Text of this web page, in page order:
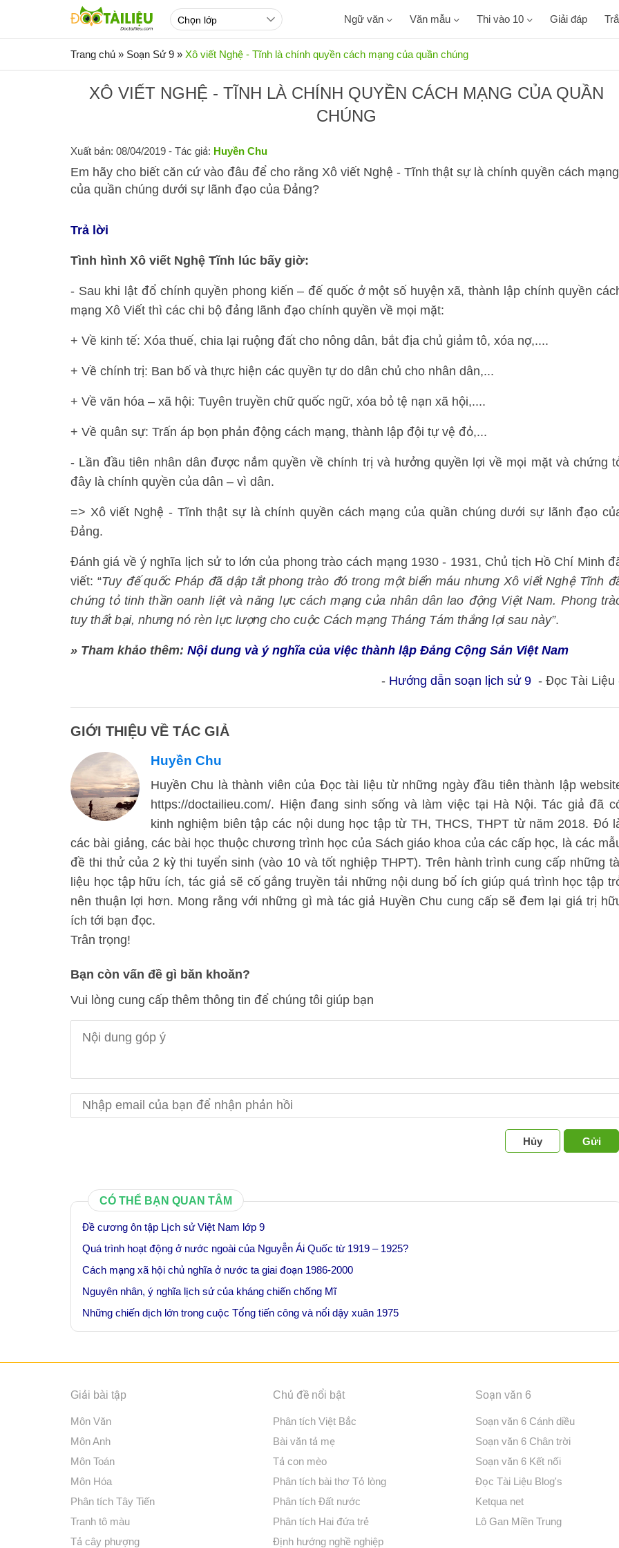
Ngữ văn Văn mẫu Thi vào 10 Giải đáp
Trang chủ » Soạn Sử 9 » Xô viết Nghệ - Tĩnh là chính quyền cách mạng của quần chúng
XÔ VIẾT NGHỆ - TĨNH LÀ CHÍNH QUYỀN CÁCH MẠNG CỦA QUẦN
CHÚNG
Xuất bản: 08/04/2019 - Tác giả: Huyền Chu
Em hãy cho biết căn cứ vào đâu để cho rằng Xô viết Nghệ - Tĩnh thật sự là chính quyền cách mạng
của quần chúng dưới sự lãnh đạo của Đảng?
Trả lời
Tình hình Xô viết Nghệ Tĩnh lúc bấy giờ:
- Sau khi lật đổ chính quyền phong kiến – đế quốc ở một số huyện xã, thành lập chính quyền
mạng Xô Viết thì các chi bộ đảng lãnh đạo chính quyền về mọi mặt:
+ Về kinh tế: Xóa thuế, chia lại ruộng đất cho nông dân, bắt địa chủ giảm tô, xóa nợ,....
+ Về chính trị: Ban bố và thực hiện các quyền tự do dân chủ cho nhân dân,...
+ Về văn hóa – xã hội: Tuyên truyền chữ quốc ngữ, xóa bỏ tệ nạn xã hội,....
+ Về quân sự: Trấn áp bọn phản động cách mạng, thành lập đội tự vệ đỏ,...
- Lần đầu tiên nhân dân được nắm quyền về chính trị và hưởng quyền lợi về mọi mặt và chứng
đây là chính quyền của dân – vì dân.
=> Xô viết Nghệ - Tĩnh thật sự là chính quyền cách mạng của quần chúng dưới sự lãnh đạo
Đảng.
Đánh giá về ý nghĩa lịch sử to lớn của phong trào cách mạng 1930 - 1931, Chủ tịch Hồ Chí Minh
viết: “Tuy đế quốc Pháp đã dập tắt phong trào đó trong một biển máu nhưng Xô viết Nghệ Tĩnh
chứng tỏ tinh thần oanh liệt và năng lực cách mạng của nhân dân lao động Việt Nam. Phong
tuy thất bại, nhưng nó rèn lực lượng cho cuộc Cách mạng Tháng Tám thắng lợi sau này”.
» Tham khảo thêm: Nội dung và ý nghĩa của việc thành lập Đảng Cộng Sản Việt Nam
- Hướng dẫn soạn lịch sử 9 - Đọc Tài Liệu
GIỚI THIỆU VỀ TÁC GIẢ
Huyền Chu
Huyền Chu là thành viên của Đọc tài liệu từ những ngày đầu tiên thành lập
https://doctailieu.com/. Hiện đang sinh sống và làm việc tại Hà Nội. Tác giả đã
kinh nghiệm biên tập các nội dung học tập từ TH, THCS, THPT từ năm 2018. Đó
các bài giảng, các bài học thuộc chương trình học của Sách giáo khoa của các cấp học, là các
đề thi thử của 2 kỳ thi tuyển sinh (vào 10 và tốt nghiệp THPT). Trên hành trình cung cấp những
liệu học tập hữu ích, tác giả sẽ cố gắng truyền tải những nội dung bổ ích giúp quá trình học tập
nên thuận lợi hơn. Mong rằng với những gì mà tác giả Huyền Chu cung cấp sẽ đem lại giá trị
ích tới bạn đọc.
Trân trọng!
Bạn còn vấn đề gì băn khoăn?
Vui lòng cung cấp thêm thông tin để chúng tôi giúp bạn
Hủy Gửi
CÓ THỂ BẠN QUAN TÂM
Đề cương ôn tập Lịch sử Việt Nam lớp 9
Quá trình hoạt động ở nước ngoài của Nguyễn Ái Quốc từ 1919 – 1925?
Cách mạng xã hội chủ nghĩa ở nước ta giai đoạn 1986-2000
Nguyên nhân, ý nghĩa lịch sử của kháng chiến chống Mĩ
Những chiến dịch lớn trong cuộc Tổng tiến công và nổi dậy xuân 1975
Giải bài tập
Môn Văn
Môn Anh
Môn Toán
Môn Hóa
Phân tích Tây Tiến
Tranh tô màu
Tả cây phượng
Chủ đề nổi bật
Phân tích Việt Bắc
Bài văn tả mẹ
Tả con mèo
Phân tích bài thơ Tỏ lòng
Phân tích Đất nước
Phân tích Hai đứa trẻ
Định hướng nghề nghiệp
Soạn văn 6
Soạn văn 6 Cánh diều
Soạn văn 6 Chân trời
Soạn văn 6 Kết nối
Đọc Tài Liệu Blog's
Ketqua net
Lô Gan Miền Trung